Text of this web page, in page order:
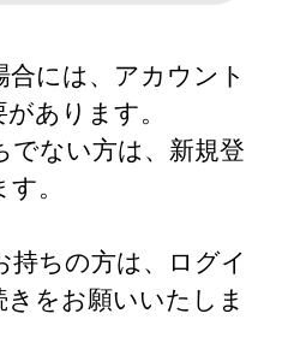
には、アカウント
あります。
でない方は、新規登
。
ちの方は、ログイ
をお願いいたしま